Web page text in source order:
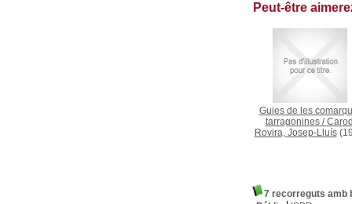
Peut-être
Guies de les
tarragonines/
Rovira, Josep-Lluís
7 recorreguts amb